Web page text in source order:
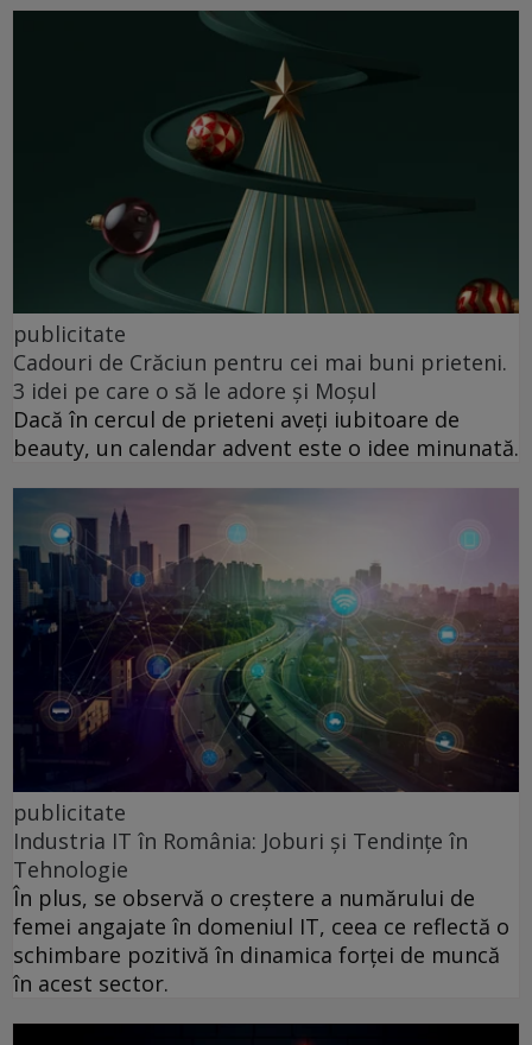
publicitate
Cadouri de Crăciun pentru cei mai buni prieteni.
3 idei pe care o să le adore și Moșul
Dacă în cercul de prieteni aveți iubitoare de
beauty, un calendar advent este o idee minunată.
publicitate
Industria IT în România: Joburi și Tendințe în
Tehnologie
În plus, se observă o creștere a numărului de
femei angajate în domeniul IT, ceea ce reflectă o
schimbare pozitivă în dinamica forței de muncă
în acest sector.